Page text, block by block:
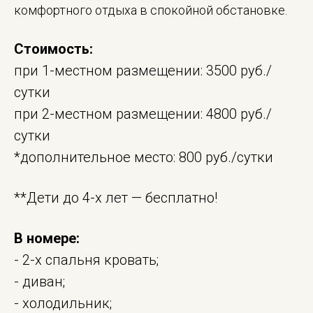
комфортного отдыха в спокойной обстановке.
Стоимость:
при 1-местном размещении: 3500 руб./
сутки
при 2-местном размещении: 4800 руб./
сутки
*дополнительное место: 800 руб./сутки
**Дети до 4-х лет — бесплатно!
В номере:
- 2-х спальня кровать;
- диван;
- холодильник;